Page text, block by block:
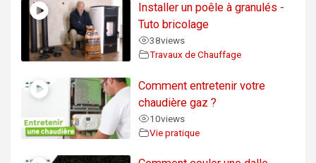
Installer un poêle à granulés -
Tuto bricolage
38views
Travaux de Chauffage
Comment entretenir votre
chaudière gaz ?
10views
Vie pratique